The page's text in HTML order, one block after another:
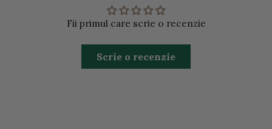
Fii primul care scrie o recenzie
Scrie o recenzie